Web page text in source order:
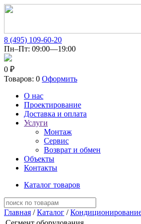
8 (495) 109-60-20
Пн–Пт: 09:00—19:00
0 ₽
Товаров: 0 Оформить
О нас
Проектирование
Доставка и оплата
Услуги
Монтаж
Сервис
Возврат и обмен
Объекты
Контакты
Каталог товаров
Главная /Каталог /